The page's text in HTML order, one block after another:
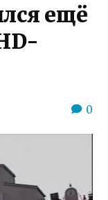
ещё
0